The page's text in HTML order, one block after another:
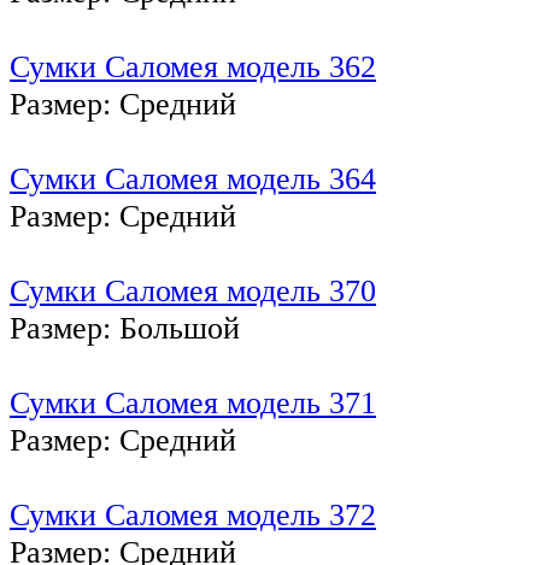
Сумки Саломея модель 362
Размер: Средний
Сумки Саломея модель 364
Размер: Средний
Сумки Саломея модель 370
Размер: Большой
Сумки Саломея модель 371
Размер: Средний
Сумки Саломея модель 372
Размер: Средний